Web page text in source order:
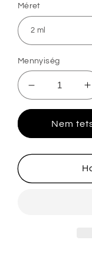
Méret
Mennyiség
NARCISO
üveg
Nem